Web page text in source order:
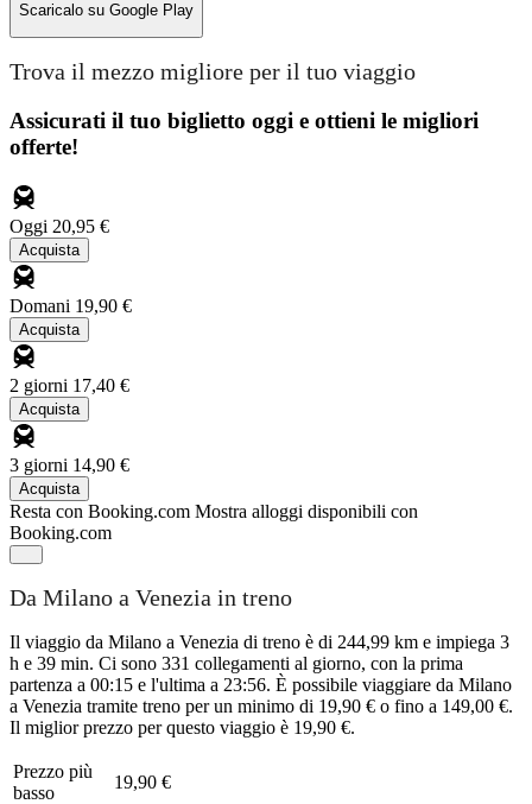
Scaricalo su Google Play
Trova il mezzo migliore per il tuo viaggio
Assicurati il ​​tuo biglietto oggi e ottieni le migliori
offerte!
Oggi 20,95 €
Acquista
Domani 19,90 €
Acquista
2 giorni 17,40 €
Acquista
3 giorni 14,90 €
Acquista
Resta con Booking.com Mostra alloggi disponibili con
Booking.com
Da Milano a Venezia in treno
Il viaggio da Milano a Venezia di treno è di 244,99 km e impiega 3
h e 39 min. Ci sono 331 collegamenti al giorno, con la prima
partenza a 00:15 e l'ultima a 23:56. È possibile viaggiare da Milano
a Venezia tramite treno per un minimo di 19,90 € o fino a 149,00 €.
Il miglior prezzo per questo viaggio è 19,90 €.
Prezzo più
basso
19,90 €